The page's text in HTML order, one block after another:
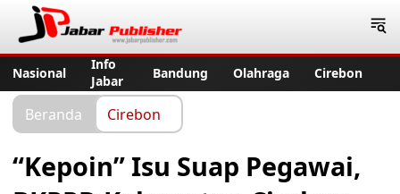
Nasional
Info
Jabar
Bandung Olahraga Cirebon
Beranda Cirebon
“Kepoin” Isu Suap Pegawai,